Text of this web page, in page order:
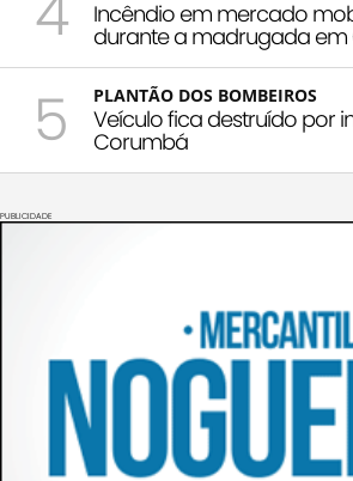
Incêndio em mercado
durante a madrugada
5 PLANTÃO DOS BOMBEIROS
Veículo fica destruído por
Corumbá
PUBLICIDADE